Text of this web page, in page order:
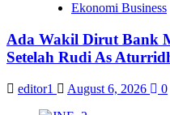
Ekonomi Business
Ada Wakil Dirut Bank
Setelah Rudi As
editor1 August 6, 2026 0